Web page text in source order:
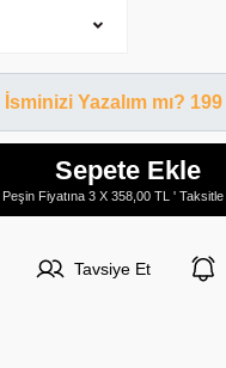
İsminizi Yazalım mı?
Sepete Ekle
Peşin Fiyatına 3 X 358,00 TL ' Taksitle
Tavsiye Et